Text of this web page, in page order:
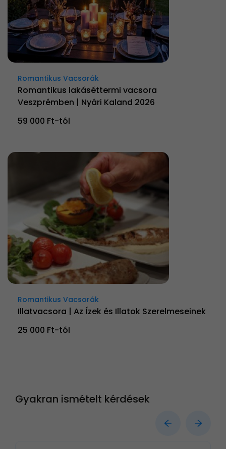
Romantikus Vacsorák
Romantikus lakáséttermi vacsora
Veszprémben | Nyári Kaland 2026
59 000 Ft-tól
Romantikus Vacsorák
Illatvacsora | Az Ízek és Illatok Szerelmeseinek
25 000 Ft-tól
Gyakran ismételt kérdések